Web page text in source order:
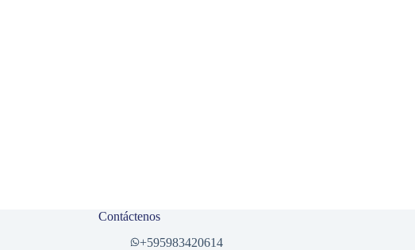
Contáctenos
+595983420614